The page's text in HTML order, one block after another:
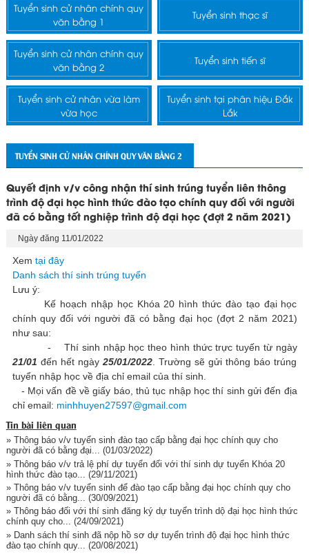
Tuyển sinh cử nhân chính quy
văn bằng 1
Tuyển sinh thạc sĩ
Tuyển sinh cử nhân chính quy
văn bằng 2
Tuyển sinh tiến sĩ
Tuyển sinh cử nhân vừa làm
vừa học
Tuyển sinh tại phân hiệu Đắk
Lắk
TUYỂN SINH CỬ NHÂN CHÍNH QUY VĂN BẰNG 2
Quyết định v/v công nhận thí sinh trúng tuyển liên thông
trình độ đại học hình thức đào tạo chính quy đối với người
đã có bằng tốt nghiệp trình độ đại học (đợt 2 năm 2021)
Ngày đăng 11/01/2022
Xem tại đây
Danh sách thí sinh trúng tuyển
Lưu ý:
Kế hoạch nhập học Khóa 20 hình thức đào tạo đại học
chính quy đối với người đã có bằng đại học (đợt 2 năm 2021)
như sau:
- Thí sinh nhập học theo hình thức trực tuyến từ ngày
21/01 đến hết ngày 25/01/2022. Trường sẽ gửi thông báo trúng
tuyển nhập học về địa chỉ email của thí sinh.
- Mọi vấn đề về giấy báo, thủ tục nhập học thí sinh gửi đến địa
chỉ email: minhhuyen27597@gmail.com
Tin bài liên quan
» Thông báo v/v tuyển sinh đào tạo cấp bằng đại học chính quy cho
người đã có bằng đại... (01/03/2022)
» Thông báo v/v trả lệ phí dự tuyển đối với thí sinh dự tuyển Khóa 20
hình thức đào tạo...
(29/11/2021)
» Thông báo v/v tuyển sinh để đào tạo cấp bằng đại học chính quy cho
người đã có bằng... (30/09/2021)
» Thông báo đối với thí sinh đăng ký dự tuyển trình dộ đại học hình thức
chính quy cho... (24/09/2021)
» Danh sách thí sinh đã nộp hồ sơ dự tuyển trình độ đại học hình thức
đào tạo chính quy...
(20/08/2021)